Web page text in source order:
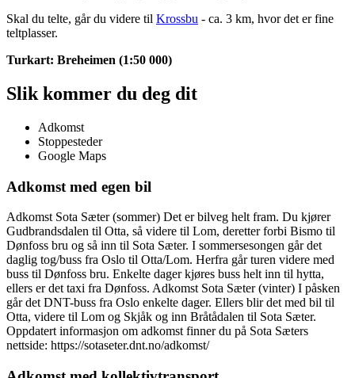
Skal du telte, går du videre til Krossbu - ca. 3 km, hvor det er fine
teltplasser.
Turkart: Breheimen (1:50 000)
Slik kommer du deg dit
Adkomst
Stoppesteder
Google Maps
Adkomst med egen bil
Adkomst Sota Sæter (sommer) Det er bilveg helt fram. Du kjører
Gudbrandsdalen til Otta, så videre til Lom, deretter forbi Bismo til
Dønfoss bru og så inn til Sota Sæter. I sommersesongen går det
daglig tog/buss fra Oslo til Otta/Lom. Herfra går turen videre med
buss til Dønfoss bru. Enkelte dager kjøres buss helt inn til hytta,
ellers er det taxi fra Dønfoss. Adkomst Sota Sæter (vinter) I påsken
går det DNT-buss fra Oslo enkelte dager. Ellers blir det med bil til
Otta, videre til Lom og Skjåk og inn Bråtådalen til Sota Sæter.
Oppdatert informasjon om adkomst finner du på Sota Sæters
nettside: https://sotaseter.dnt.no/adkomst/